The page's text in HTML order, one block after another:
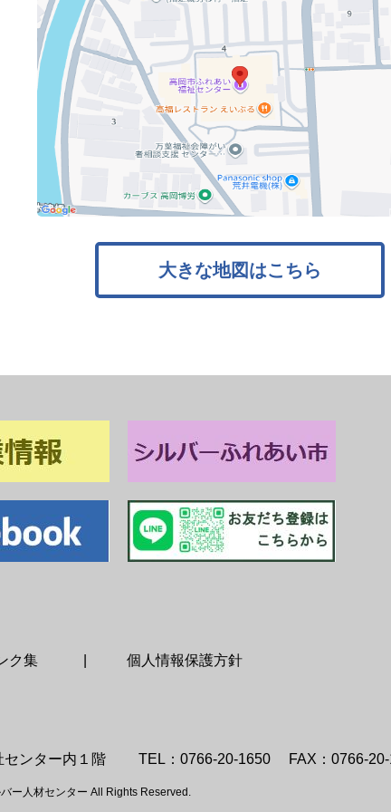
大きな地図はこちら
ク集 個人情報保護方針
ンター内１階 TEL：0766-20-1650 FAX：0766-
ー人材センター All Rights Reserved.